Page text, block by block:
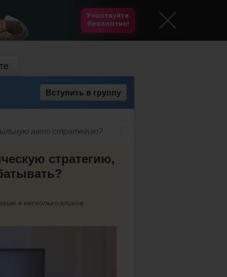
Участвуйте
бесплатно!
Вступить в группу
авто стратегию?
стратегию,
в несколько кликов